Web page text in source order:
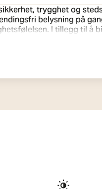
trygghet og
belysning på
til å bidra til
om natten. Det kan for
som gamle trær eller
avgjørende for å